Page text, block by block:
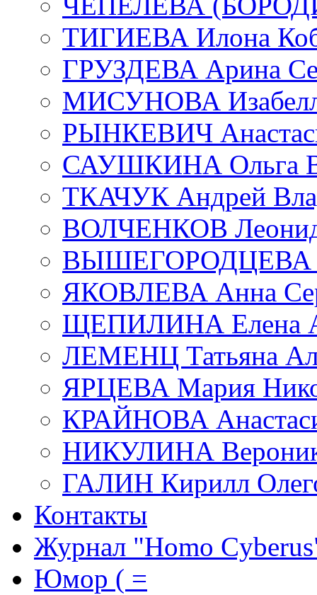
ТИГИЕВА Илона
ГРУЗДЕВА Арина
МИСУНОВА
РЫНКЕВИЧ
САУШКИНА Ольга
ТКАЧУК Андрей
ВОЛЧЕНКОВ Леонид
ВЫШЕГОРОДЦЕВА
ЯКОВЛЕВА Анна
ЩЕПИЛИНА Елена
ЛЕМЕНЦ Татьяна
ЯРЦЕВА Мария
КРАЙНОВА
НИКУЛИНА
ГАЛИН Кирилл
Контакты
Журнал "Homo
Юмор ( =